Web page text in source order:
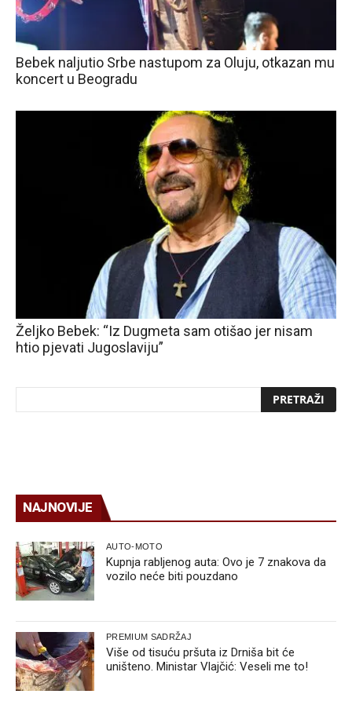
Bebek naljutio Srbe nastupom za Oluju, otkazan mu
koncert u Beogradu
Željko Bebek: “Iz Dugmeta sam otišao jer nisam
htio pjevati Jugoslaviju”
NAJNOVIJE
AUTO-MOTO
Kupnja rabljenog auta: Ovo je 7 znakova da
vozilo neće biti pouzdano
PREMIUM SADRŽAJ
Više od tisuću pršuta iz Drniša bit će
uništeno. Ministar Vlajčić: Veseli me to!